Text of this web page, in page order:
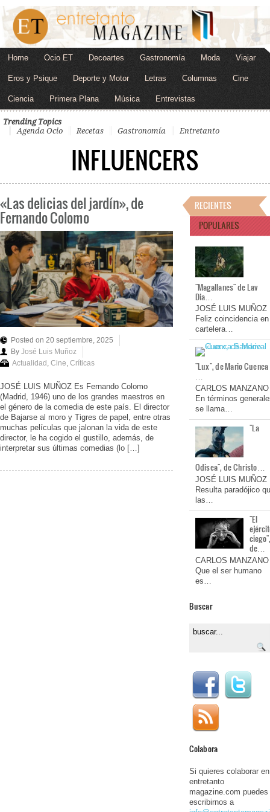
Home Ocio ET Decoartes Gastronomía Moda Viajar
Eros y Psique Deporte y Motor Letras Columnas Cine
Ciencia Primera Plana Música Entrevistas
Trending Topics
Agenda Ocio
Recetas Gastronomía Entretanto
INFLUENCERS
«Las delicias del jardín», de
Fernando Colomo
Posted on 20 septiembre, 2025
By José Luis Muñoz
Actualidad, Cine, Críticas
JOSÉ LUIS MUÑOZ Es Fernando Colomo
(Madrid, 1946) uno de los grandes maestros en
el género de la comedia de este país. El director
de Bajarse al moro y Tigres de papel, entre otras
muchas películas que jalonan la vida de este
director, le ha cogido el gustillo, además, de
interpretar sus últimas comedias (lo […]
RECIENTES
POPULARES
"Magallanes" de Lav
Dia…
JOSÉ LUIS MUÑOZ
Feliz coincidencia en
cartelera…
"Lux", de Mario Cuenca
…
CARLOS MANZANO
En términos
se llama…
"La
Odisea", de Christo…
JOSÉ LUIS MUÑOZ
Resulta paradójico
las…
"El
de…
CARLOS MANZANO
Que el ser humano
es…
Buscar
Colabora
Si quieres colaborar en
entretanto
magazine.com puedes
escribirnos a